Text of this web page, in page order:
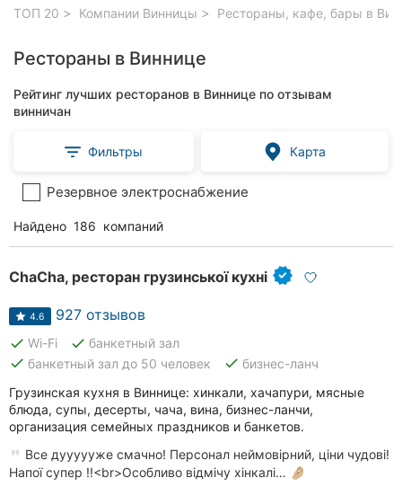
ТОП 20 Компании Винницы Рестораны, кафе, бары в
Рестораны в Виннице
Рейтинг лучших ресторанов в Виннице по отзывам
винничан
Фильтры Карта
Резервное электроснабжение
Найдено 186 компаний
ChaCha, ресторан грузинської кухні
4.6 927 отзывов
done Wi-Fi done банкетный зал
done банкетный зал до 50 человек done бизнес-ланч
Грузинская кухня в Виннице: хинкали, хачапури, мясные
блюда, супы, десерты, чача, вина, бизнес-ланчи,
организация семейных праздников и банкетов.
Все дуууууже смачно! Персонал неймовірний, ціни чудові!
Напої супер !!<br>Особливо відмічу хінкалі… 🤌🏼